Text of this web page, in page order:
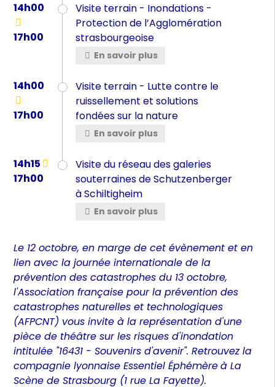
14h00
17h00
Visite terrain - Inondations -
Protection de l’Agglomération
strasbourgeoise
En savoir plus
14h00
17h00
Visite terrain - Lutte contre le
ruissellement et solutions
fondées sur la nature
En savoir plus
14h15
17h00
Visite du réseau des galeries
souterraines de Schutzenberger
à Schiltigheim
En savoir plus
Le 12 octobre, en marge de cet évènement et en
lien avec la journée internationale de la
prévention des catastrophes du 13 octobre,
l'Association française pour la prévention des
catastrophes naturelles et technologiques
(AFPCNT) vous invite à la représentation d'une
pièce de théâtre sur les risques d'inondation
intitulée "16431 - Souvenirs d'avenir". Retrouvez la
compagnie lyonnaise Essentiel Éphémèreà La
Scène de Strasbourg (1 rue La Fayette).